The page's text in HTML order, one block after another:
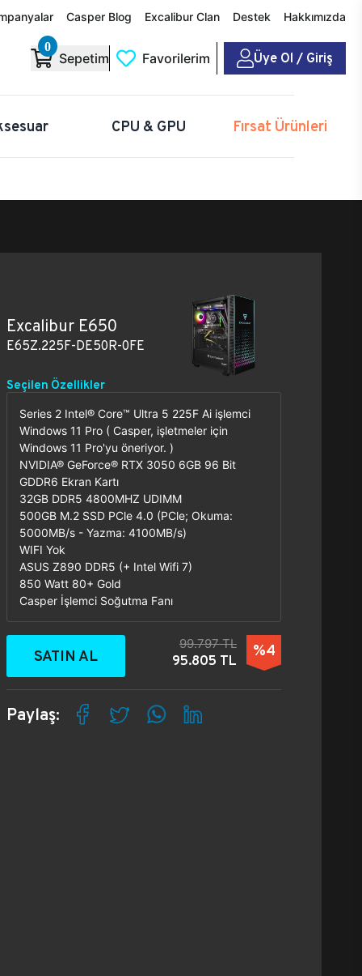
Casper Blog Excalibur Clan Destek Hakkımızda
0
Sepetim Favorilerim Üye Ol / Giriş
CPU & GPU Fırsat Ürünleri
Excalibur E650
E65Z.225F-DE50R-0FE
Seçilen Özellikler
Series 2 Intel® Core™ Ultra 5 225F Ai işlemci
Windows 11 Pro ( Casper, işletmeler için
Windows 11 Pro'yu öneriyor. )
NVIDIA® GeForce® RTX 3050 6GB 96 Bit
GDDR6 Ekran Kartı
32GB DDR5 4800MHZ UDIMM
500GB M.2 SSD PCle 4.0 (PCle; Okuma:
5000MB/s - Yazma: 4100MB/s)
WIFI Yok
ASUS Z890 DDR5 (+ Intel Wifi 7)
850 Watt 80+ Gold
Casper İşlemci Soğutma Fanı
SATIN AL
99.797 TL
95.805 TL
%4
Paylaş: